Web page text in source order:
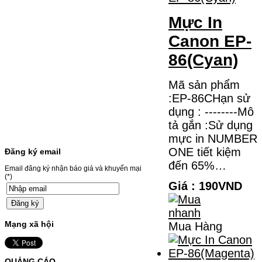
HL-3040CN/MFC-9120CN– Mặt hàng
thường xuyên thay…
Giá : 499.000VND
Chọn mua
MỰC NẠP MÀU 119A CHO
DÒNG MÁY HP COLOR
LASER 150A/178NW
Đăng ký email
Email đăng ký nhận báo giá và khuyến mại
(*)
Mạng xã hội
Mực In
Canon EP-
86(Cyan)
Mã sản phẩm
:EP-86CHạn sử
dụng : --------Mô
tả gắn :Sử dụng
mực in NUMBER
ONE tiết kiệm
đến 65%…
Giá : 190VND
Mua Hàng